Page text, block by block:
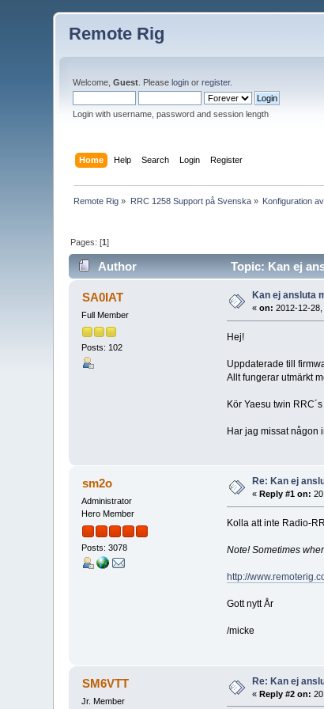
Remote Rig
Welcome,Guest . Pleaselogin orregister.
Login with username, password and session length
Home Help Search Login Register
Remote Rig » RRC 1258 Support på Svenska» Konfiguration
Pages: [1]
Author Topic: Kan ej
SA0IAT
Full Member
Posts: 102
Kan ej ansluta
«on: 2012-12-
Hej!
Uppdaterade till
Allt fungerar utmärkt
Kör Yaesu twin
Har jag missat någon
sm2o
Administrator
Hero Member
Posts: 3078
Re: Kan ej
« Reply #1 on:
Kolla att inte Radio-
Note! Sometimes
http://
Gott nytt År
/micke
SM6VTT
Jr. Member
Re: Kan ej
«Reply #2 on: